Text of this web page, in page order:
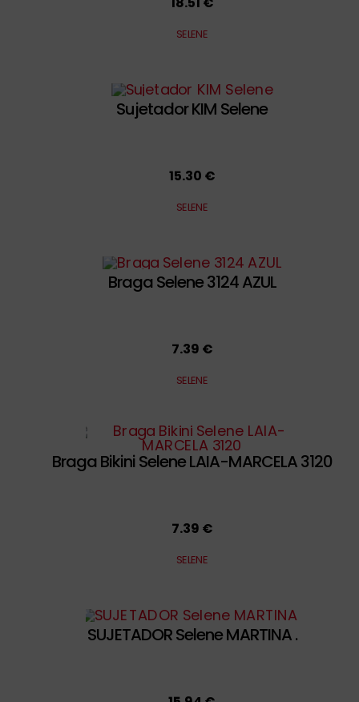
SELENE
Sujetador KIM Selene
15.30 €
SELENE
Braga Selene 3124 AZUL
7.39 €
SELENE
Braga Bikini Selene LAIA-MARCELA 3120
7.39 €
SELENE
SUJETADOR Selene MARTINA .